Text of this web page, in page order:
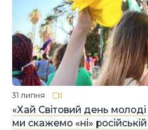
«Хай Світовий день
ми скажемо «ні»
31 липня